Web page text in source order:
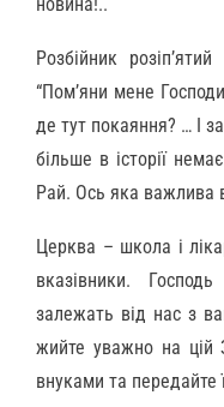
Розбійник
“Пом’яни мене
де тут покаяння? … І
більше в історії
Рай. Ось яка важлива
Церква – школа і
вказівники.
залежать від нас з
жийте уважно на цій
внуками та передайте